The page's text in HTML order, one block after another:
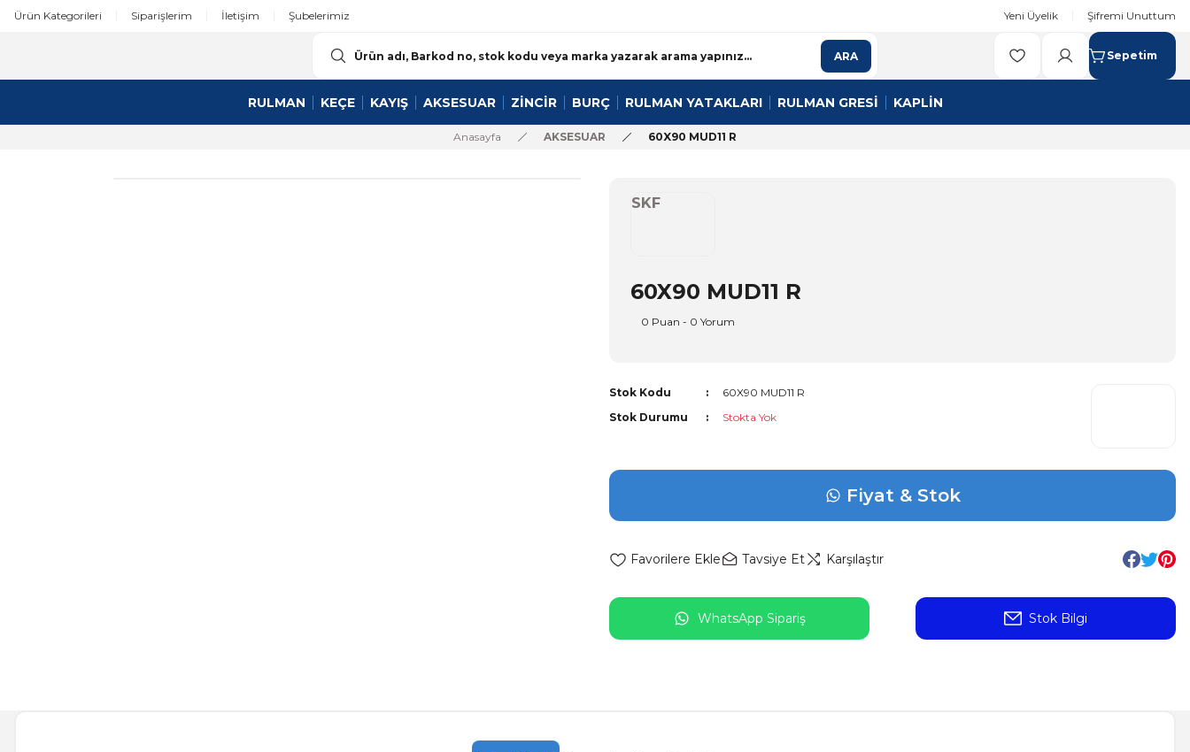
Ürün Kategorileri Siparişlerim İletişim Şubelerimiz Yeni Üyelik Şifremi Unuttum
ARA Sepetim
RULMAN KEÇE KAYIŞ AKSESUAR ZİNCİR BURÇ RULMAN YATAKLARI RULMAN GRESİ KAPLİN
Anasayfa AKSESUAR 60X90 MUD11 R
SKF
60X90 MUD11 R
0 Puan - 0 Yorum
Stok Kodu
60X90 MUD11 R
Stok Durumu
Stokta Yok
Fiyat & Stok
Tavsiye Et Karşılaştır
WhatsApp Sipariş Stok Bilgi